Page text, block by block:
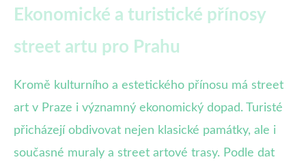
Ekonomické a turistické přínosy
street artu pro Prahu
Kromě kulturního a estetického přínosu má street
art v Praze i významný ekonomický dopad. Turisté
přicházejí obdivovat nejen klasické památky, ale i
současné muraly a street artové trasy. Podle dat